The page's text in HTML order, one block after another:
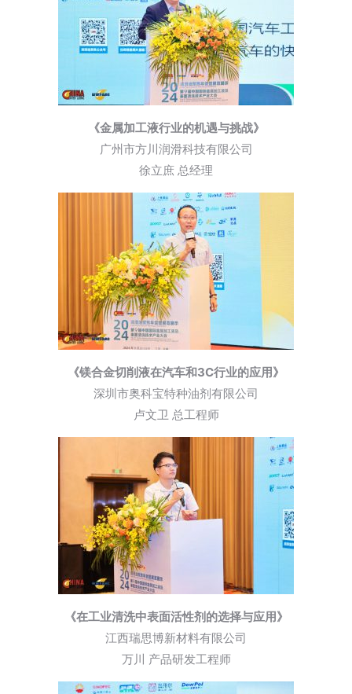
《金属加工液行业的机遇与挑战》
广州市方川润滑科技有限公司
徐立庶 总经理
《镁合金切削液在汽车和3C行业的应用》
深圳市奥科宝特种油剂有限公司
卢文卫 总工程师
《在工业清洗中表面活性剂的选择与应用》
江西瑞思博新材料有限公司
万川 产品研发工程师